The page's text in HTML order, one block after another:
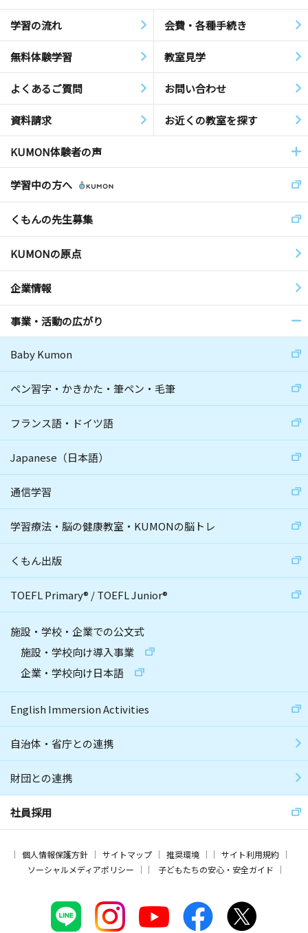
学習の流れ 会費・各種手続き
無料体験学習 教室見学
よくあるご質問 お問い合わせ
資料請求 お近くの教室を探す
KUMON体験者の声
学習中の方へ
くもんの先生募集
KUMONの原点
企業情報
事業・活動の広がり
Baby Kumon
ペン習字・かきかた・筆ペン・毛筆
フランス語・ドイツ語
Japanese（日本語）
通信学習
学習療法・脳の健康教室・KUMONの脳トレ
くもん出版
TOEFL Primary® /TOEFL Junior®
施設・学校・企業での公文式
施設・学校向け導入事業
企業・学校向け日本語
English Immersion Activities
自治体・省庁との連携
財団との連携
社員採用
個人情報保護方針 サイトマップ 推奨環境
サイト利用規約
ソーシャルメディアポリシー
子どもたちの安心・安全ガイド